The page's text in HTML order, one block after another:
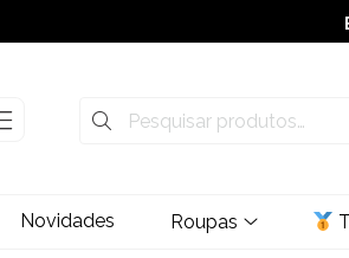
➚
Novidades Roupas